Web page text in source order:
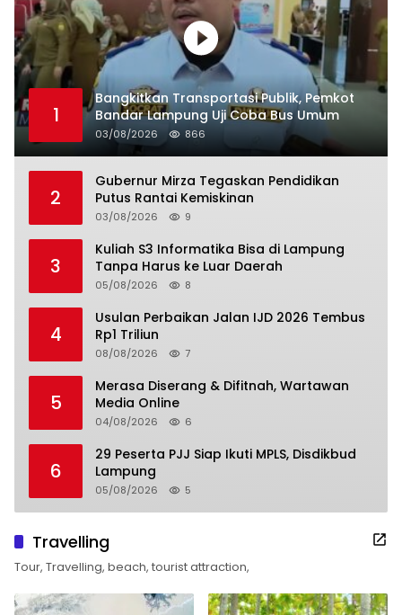
1
Bangkitkan Transportasi Publik, Pemkot
Bandar Lampung Uji Coba Bus Umum
03/08/2026 866
2
Gubernur Mirza Tegaskan Pendidikan
Putus Rantai Kemiskinan
03/08/2026 9
3
Kuliah S3 Informatika Bisa di Lampung
Tanpa Harus ke Luar Daerah
05/08/2026 8
4
Usulan Perbaikan Jalan IJD 2026 Tembus
Rp1 Triliun
08/08/2026 7
5
Merasa Diserang & Difitnah, Wartawan
Media Online
04/08/2026 6
6
29 Peserta PJJ Siap Ikuti MPLS, Disdikbud
Lampung
05/08/2026 5
Travelling
Tour, Travelling, beach, tourist attraction,